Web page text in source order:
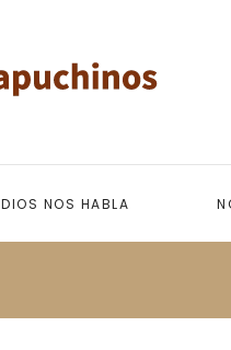
DIOS NOS HABLA